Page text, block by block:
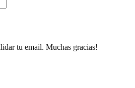
tu email. Muchas gracias!